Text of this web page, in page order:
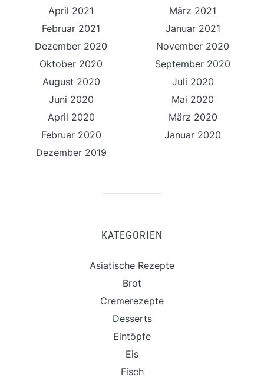
April 2021
März 2021
Februar 2021
Januar 2021
Dezember 2020
November 2020
Oktober 2020
September 2020
August 2020
Juli 2020
Juni 2020
Mai 2020
April 2020
März 2020
Februar 2020
Januar 2020
Dezember 2019
KATEGORIEN
Asiatische Rezepte
Brot
Cremerezepte
Desserts
Eintöpfe
Eis
Fisch